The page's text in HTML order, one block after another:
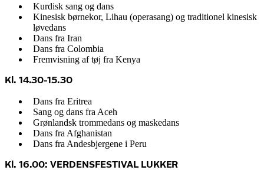
Kurdisk sang og dans
Kinesisk børnekor, Lihau (operasang) og traditionel kinesisk
løvedans
Dans fra Iran
Dans fra Colombia
Fremvisning af tøj fra Kenya
Kl. 14.30-15.30
Dans fra Eritrea
Sang og dans fra Aceh
Grønlandsk trommedans og maskedans
Dans fra Afghanistan
Dans fra Andesbjergene i Peru
Kl. 16.00: VERDENSFESTIVAL LUKKER